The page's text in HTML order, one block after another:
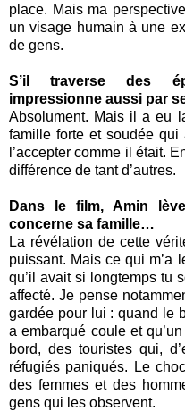
place. Mais ma
un visage humain à une
de gens.
S’il traverse des
impressionne aussi par
Absolument. Mais il a eu
famille forte et soudée qui
l’accepter comme il était.
différence de tant d’autres.
Dans le film, Amin
concerne sa famille…
La révélation de cette
puissant. Mais ce qui m’a
qu’il avait si longtemps tu
affecté. Je pense
gardée pour lui : quand le
a embarqué coule et
bord, des touristes qui,
réfugiés paniqués. Le
des femmes et des
gens qui les observent.